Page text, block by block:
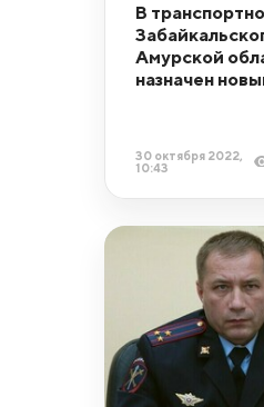
В
Амурской
назначен
30 октября 2022,
10:43